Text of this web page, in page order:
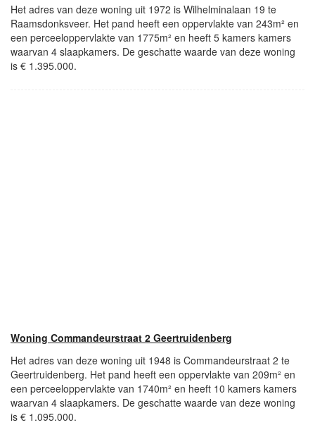
Het adres van deze woning uit 1972 is Wilhelminalaan 19 te
Raamsdonksveer. Het pand heeft een oppervlakte van 243m² en
een perceeloppervlakte van 1775m² en heeft 5 kamers kamers
waarvan 4 slaapkamers. De geschatte waarde van deze woning
is € 1.395.000.
Woning Commandeurstraat 2 Geertruidenberg
Het adres van deze woning uit 1948 is Commandeurstraat 2 te
Geertruidenberg. Het pand heeft een oppervlakte van 209m² en
een perceeloppervlakte van 1740m² en heeft 10 kamers kamers
waarvan 4 slaapkamers. De geschatte waarde van deze woning
is € 1.095.000.